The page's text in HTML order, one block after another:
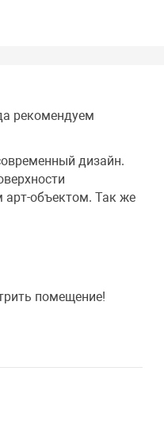
рекомендуем
дизайн.
арт-объектом. Так же
помещение!